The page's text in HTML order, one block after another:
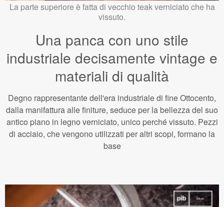
La parte superiore è fatta di vecchio teak verniciato che ha
vissuto.
Una panca con uno stile
industriale decisamente vintage e
materiali di qualità
Degno rappresentante dell'era industriale di fine Ottocento,
dalla manifattura alle finiture, seduce per la bellezza del suo
antico piano in legno verniciato, unico perché vissuto. Pezzi
di acciaio, che vengono utilizzati per altri scopi, formano la
base